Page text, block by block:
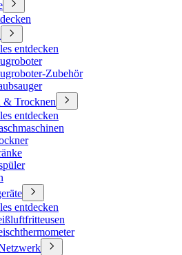
entdecken
Zubehör
& Trocknen
entdecken
entdecken